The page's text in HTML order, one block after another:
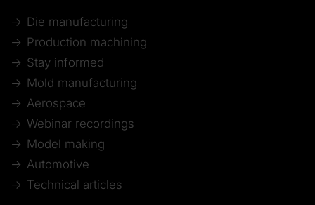
Die manufacturing
Production machining
Stay informed
Mold manufacturing
Aerospace
Webinar recordings
Model making
Automotive
Technical articles